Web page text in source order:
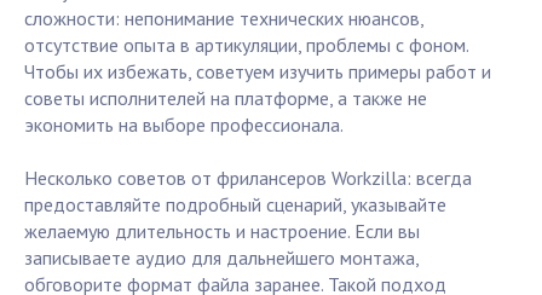
сложности: непонимание технических нюансов,
отсутствие опыта в артикуляции, проблемы с фоном.
Чтобы их избежать, советуем изучить примеры работ и
советы исполнителей на платформе, а также не
экономить на выборе профессионала.
Несколько советов от фрилансеров Workzilla: всегда
предоставляйте подробный сценарий, указывайте
желаемую длительность и настроение. Если вы
записываете аудио для дальнейшего монтажа,
обговорите формат файла заранее. Такой подход